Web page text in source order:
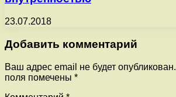
23.07.2018
Добавить комментарий
Ваш адрес email не будет опубликован.
поля помечены *